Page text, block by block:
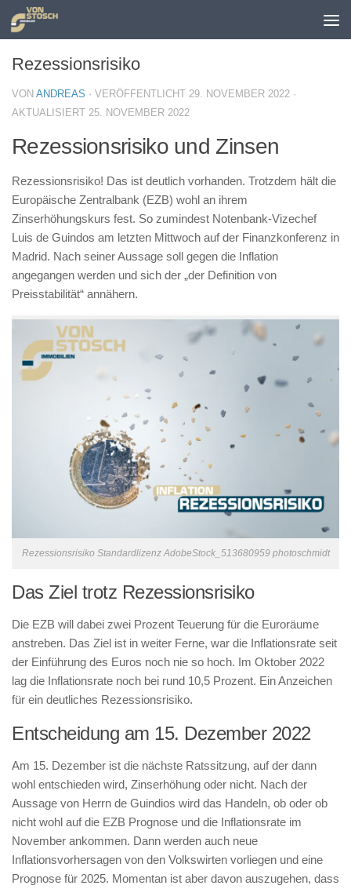
Zum Inhalt springen
Rezessionsrisiko
VON ANDREAS · VERÖFFENTLICHT 29. NOVEMBER 2022 ·
AKTUALISIERT 25. NOVEMBER 2022
Rezessionsrisiko und Zinsen
Rezessionsrisiko! Das ist deutlich vorhanden. Trotzdem hält die
Europäische Zentralbank (EZB) wohl an ihrem
Zinserhöhungskurs fest. So zumindest Notenbank-Vizechef
Luis de Guindos am letzten Mittwoch auf der Finanzkonferenz in
Madrid. Nach seiner Aussage soll gegen die Inflation
angegangen werden und sich der „der Definition von
Preisstabilität“ annähern.
Rezessionsrisiko Standardlizenz AdobeStock_513680959 photoschmidt
Das Ziel trotz Rezessionsrisiko
Die EZB will dabei zwei Prozent Teuerung für die Euroräume
anstreben. Das Ziel ist in weiter Ferne, war die Inflationsrate seit
der Einführung des Euros noch nie so hoch. Im Oktober 2022
lag die Inflationsrate noch bei rund 10,5 Prozent. Ein Anzeichen
für ein deutliches Rezessionsrisiko.
Entscheidung am 15. Dezember 2022
Am 15. Dezember ist die nächste Ratssitzung, auf der dann
wohl entschieden wird, Zinserhöhung oder nicht. Nach der
Aussage von Herrn de Guindios wird das Handeln, ob oder ob
nicht wohl auf die EZB Prognose und die Inflationsrate im
November ankommen. Dann werden auch neue
Inflationsvorhersagen von den Volkswirten vorliegen und eine
Prognose für 2025. Momentan ist aber davon auszugehen, dass